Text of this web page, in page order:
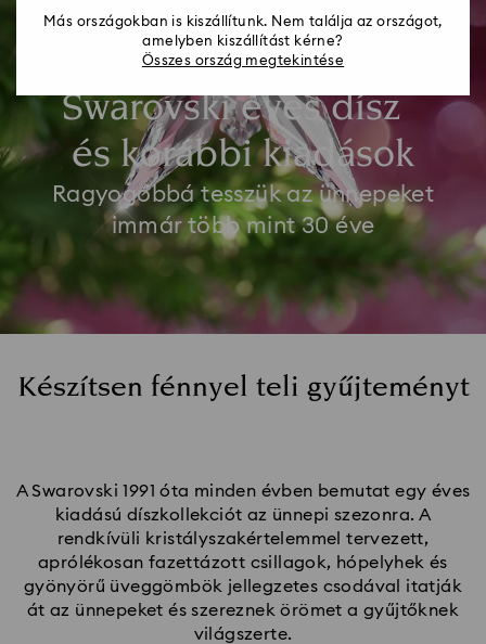
Swarovski éves dísz
és korábbi kiadások
Ragyogóbbá tesszük az ünnepeket
immár több mint 30 éve
Készítsen fénnyel teli gyűjteményt
A Swarovski 1991 óta minden évben bemutat egy éves
kiadású díszkollekciót az ünnepi szezonra. A
rendkívüli kristályszakértelemmel tervezett,
aprólékosan fazettázott csillagok, hópelyhek és
gyönyörű üveggömbök jellegzetes csodával itatják
át az ünnepeket és szereznek örömet a gyűjtőknek
világszerte.
Más országokban is kiszállítunk. Nem találja az országot,
amelyben kiszállítást kérne?
Összes ország megtekintése